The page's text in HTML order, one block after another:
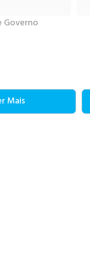
Governo
Mais